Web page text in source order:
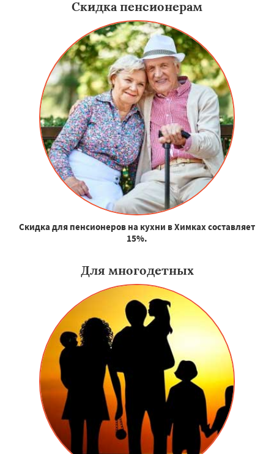
Скидка пенсионерам
Скидка для пенсионеров на кухни в Химках составляет
15%.
Для многодетных